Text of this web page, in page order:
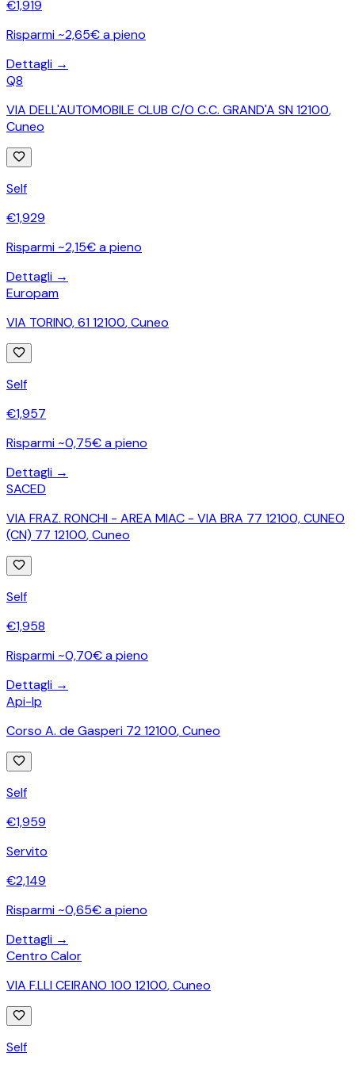
€1,919
Risparmi ~2,65€ a pieno
Dettagli →
Q8
VIA DELL'AUTOMOBILE CLUB C/O C.C. GRAND'A SN 12100,
Cuneo
Self
€1,929
Risparmi ~2,15€ a pieno
Dettagli →
Europam
VIA TORINO, 61 12100,Cuneo
Self
€1,957
Risparmi ~0,75€ a pieno
Dettagli →
SACED
VIA FRAZ. RONCHI - AREA MIAC - VIA BRA 77 12100, CUNEO
(CN) 77 12100,Cuneo
Self
€1,958
Risparmi ~0,70€ a pieno
Dettagli →
Api-Ip
Corso A. de Gasperi 72 12100,Cuneo
Self
€1,959
Servito
€2,149
Risparmi ~0,65€ a pieno
Dettagli →
Centro Calor
VIA F.LLI CEIRANO 100 12100,Cuneo
Self